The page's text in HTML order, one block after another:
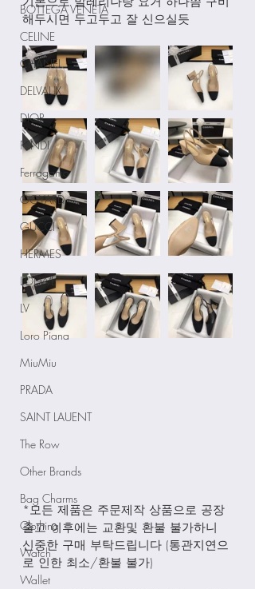
BOTTEGA VENETA
CELINE
CHANEL
DELVAUX
DIOR
FENDI
Ferragamo
GOYARD
GUCCI
HERMES
LOEWE
LV
Loro Piana
MiuMiu
PRADA
SAINT LAUENT
The Row
Other Brands
Bag Charms
Clothing
Watch
Wallet
해두시면 두고두고 잘 신으실듯
*모든 제품은 주문제작 상품으로 공장
출고 이후에는 교환및 환불 불가하니
신중한 구매 부탁드립니다 (통관지연으
로 인한 최소/환불 불가)